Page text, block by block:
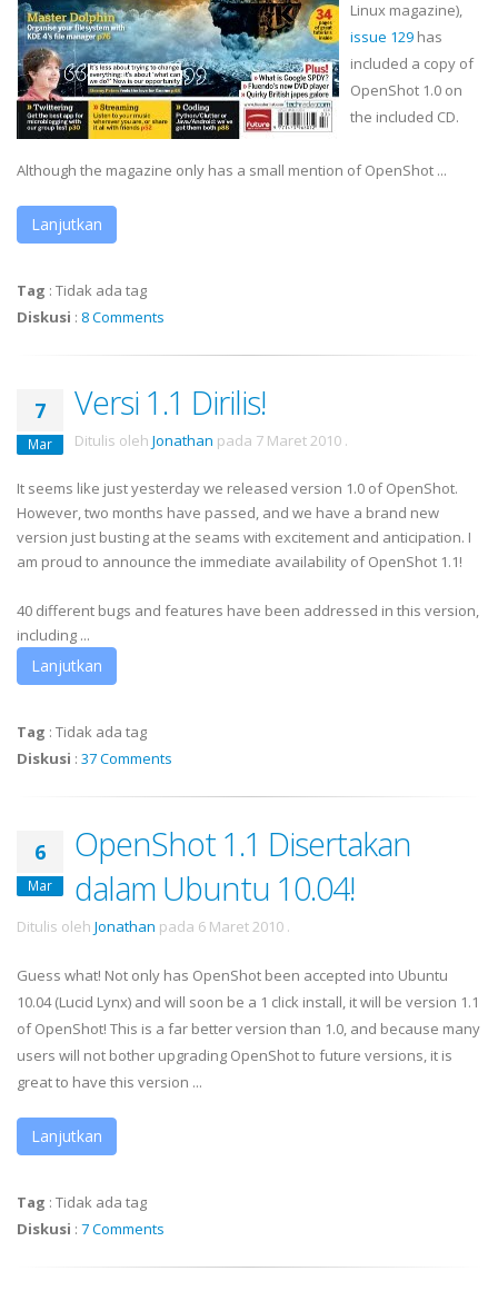
Linux magazine),
issue 129 has
included a copy of
OpenShot 1.0 on
the included CD.
Although the magazine only has a small mention ofOpenShot ...
Lanjutkan
Tag : Tidak ada tag
Diskusi : 8 Comments
7
Mar
Versi 1.1 Dirilis!
Ditulis oleh Jonathan pada 7 Maret 2010 .
It seems like just yesterday we released version 1.0 of OpenShot.
However, two months have passed, and we have a brand new
version just busting at the seams with excitement and anticipation. I
am proud to announce the immediate availability of OpenShot 1.1!
40 different bugs and features have been addressed in this version,
including ...
Lanjutkan
Tag : Tidak ada tag
Diskusi : 37 Comments
6
Mar
OpenShot 1.1 Disertakan
dalam Ubuntu 10.04!
Ditulis oleh Jonathan pada 6 Maret 2010 .
Guess what! Not only has OpenShot been accepted into Ubuntu
10.04 (Lucid Lynx) and will soon be a 1 click install, it will be version 1.1
of OpenShot! This is a far better version than 1.0, and because many
users will not bother upgrading OpenShot to future versions, it is
great to have this version ...
Lanjutkan
Tag : Tidak ada tag
Diskusi : 7 Comments